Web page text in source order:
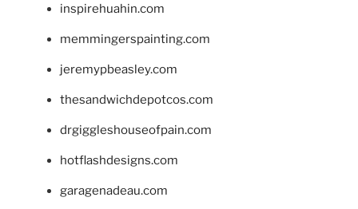
inspirehuahin.com
memmingerspainting.com
jeremypbeasley.com
thesandwichdepotcos.com
drgiggleshouseofpain.com
hotflashdesigns.com
garagenadeau.com